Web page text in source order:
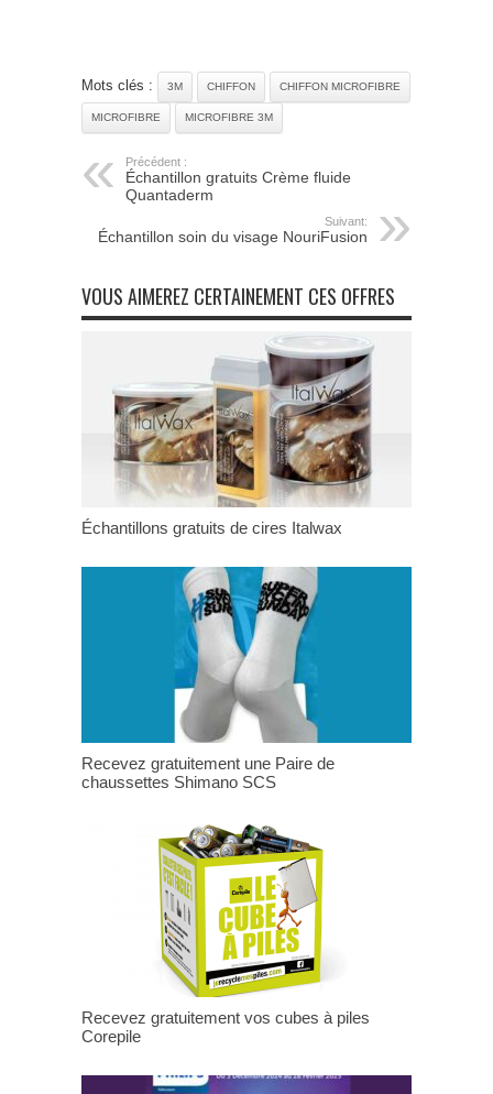
Mots clés : 3M CHIFFON CHIFFON MICROFIBRE
MICROFIBRE MICROFIBRE 3M
Précédent :
Échantillon gratuits Crème fluide
Quantaderm
Suivant:
Échantillon soin du visage NouriFusion
VOUS AIMEREZ CERTAINEMENT CES OFFRES
Échantillons gratuits de cires Italwax
Recevez gratuitement une Paire de
chaussettes Shimano SCS
Recevez gratuitement vos cubes à piles
Corepile